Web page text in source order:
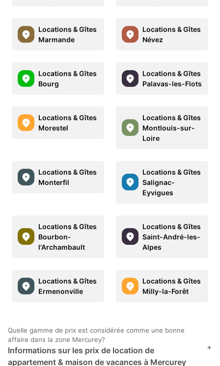
Locations & Gîtes
Marmande
Locations & Gîtes
Névez
Locations & Gîtes
Bourg
Locations & Gîtes
Palavas-les-Flots
Locations & Gîtes
Morestel
Locations & Gîtes
Montlouis-sur-
Loire
Locations & Gîtes
Monterfil
Locations & Gîtes
Salignac-
Eyvigues
Locations & Gîtes
Bourbon-
l'Archambault
Locations & Gîtes
Saint-André-les-
Alpes
Locations & Gîtes
Ermenonville
Locations & Gîtes
Milly-la-Forêt
Quelle gamme de prix est considérée comme une bonne
affaire dans la zone Mercurey?
Informations sur les prix de location de
appartement & maison de vacances à Mercurey
+